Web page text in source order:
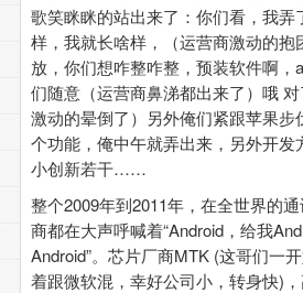
歌笑眯眯的站出来了：你们看，我弄
样，我就长啥样，（运营商激动的
放，你们想咋整咋整，预装软件啊，
们随意（运营商鼻涕都出来了）哦
激动的晕倒了）另外俺们紧跟苹果步
个功能，俺中午就弄出来，另外开发
小创新若干……
整个2009年到2011年，在全世界的
商都在大声呼喊着“Android，给我
Android”。芯片厂商MTK (这哥们一
着跟微软混，幸好公司小，转身快)